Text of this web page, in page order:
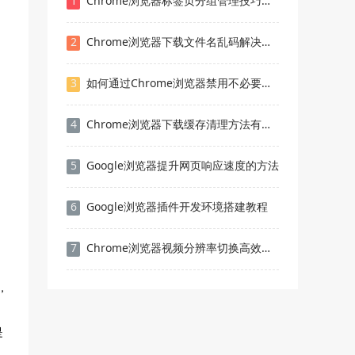
2 Chrome浏览器下载文件名乱码解决方案
3 如何通过Chrome浏览器禁用不必要的网页脚本
4 Chrome浏览器下载缓存清理方法有哪些
5 Google浏览器提升网页响应速度的方法
6 Google浏览器插件开发环境搭建教程
7 Chrome浏览器视频分辨率切换高效操作技巧